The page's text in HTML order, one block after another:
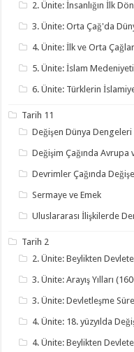
2. Ünite: İnsanlığın İlk
3. Ünite: Orta Çağ'da
4. Ünite: İlk ve Orta
5. Ünite: İslam
6. Ünite: Türklerin
Tarih 11
Değişen Dünya Dengeleri
Değişim Çağında Avrupa
Devrimler Çağında
Sermaye ve Emek
Uluslararası İlişkilerde
Tarih 2
2. Ünite: Beylikten
3. Ünite: Arayış Yılları
3. Ünite: Devletleşme
4. Ünite: 18. yüzyılda
4. Ünite: Beylikten